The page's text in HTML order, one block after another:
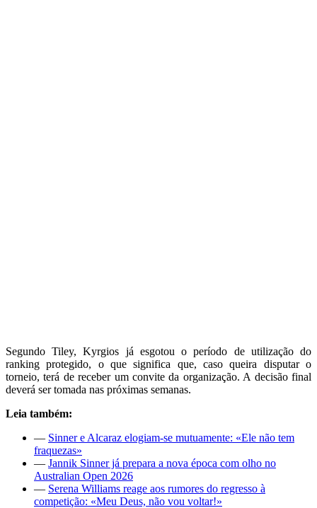
Segundo Tiley, Kyrgios já esgotou o período de utilização do
ranking protegido, o que significa que, caso queira disputar o
torneio, terá de receber um convite da organização. A decisão final
deverá ser tomada nas próximas semanas.
Leia também:
— Sinner e Alcaraz elogiam-se mutuamente: «Ele não tem
fraquezas»
— Jannik Sinner já prepara a nova época com olho no
Australian Open 2026
— Serena Williams reage aos rumores do regresso à
competição: «Meu Deus, não vou voltar!»